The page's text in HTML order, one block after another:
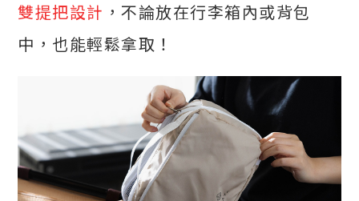
雙提把設計 ，不論放在行李箱內或背包
中，也能輕鬆拿取！